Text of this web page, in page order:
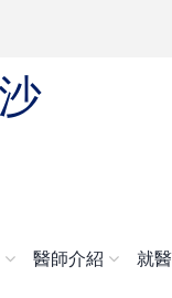
醫師介紹 就